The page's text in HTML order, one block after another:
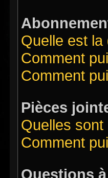
Quelle est la
Comment
Comment
Pièces
Quelles
Comment
Questions